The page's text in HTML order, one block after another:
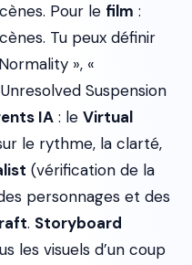
Pour le film :
Tu peux définir
», «
Suspension
IA : le Virtual
le rythme, la clarté,
(vérification de la
personnages et des
. Storyboard
les visuels d’un coup